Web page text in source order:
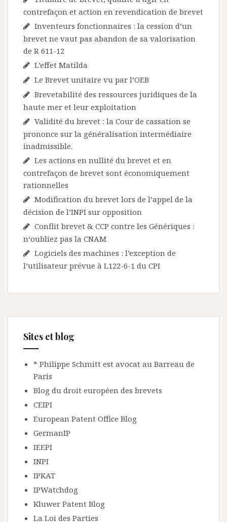
contrefaçon et action en revendication de brevet
Inventeurs fonctionnaires : la cession d’un
brevet ne vaut pas abandon de sa valorisation
de R 611-12
L’effet Matilda
Le Brevet unitaire vu par l’OEB
Brevetabilité des ressources juridiques de la
haute mer et leur exploitation
Validité du brevet : la Cour de cassation se
prononce sur la généralisation intermédiaire
inadmissible.
Les actions en nullité du brevet et en
contrefaçon de brevet sont économiquement
rationnelles
Modification du brevet lors de l’appel de la
décision de l’INPI sur opposition
Conflit brevet & CCP contre les Génériques :
n‘oubliez pas la CNAM
Logiciels des machines : l’exception de
l’utilisateur prévue à L122-6-1 du CPI
Sites et blog
* Philippe Schmitt est avocat au Barreau de
Paris
Blog du droit européen des brevets
CEIPI
European Patent Office Blog
GermanIP
IEEPI
INPI
IPKAT
IPWatchdog
Kluwer Patent Blog
La Loi des Parties